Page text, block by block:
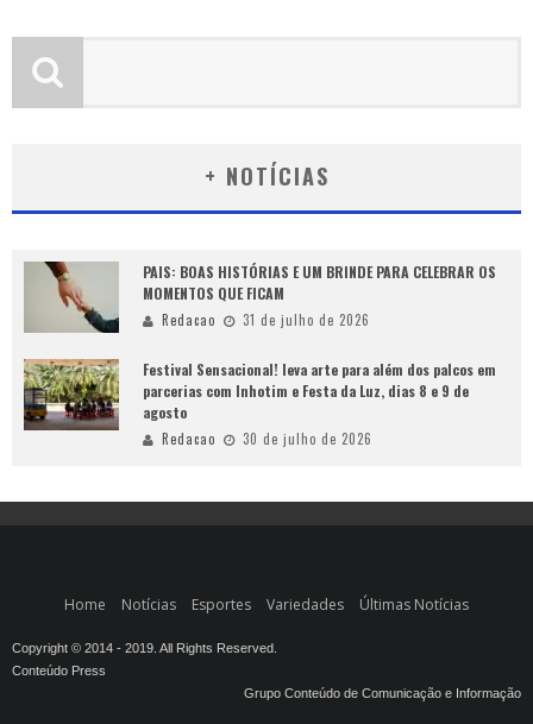
+ NOTÍCIAS
PAIS: BOAS HISTÓRIAS E UM BRINDE PARA CELEBRAR OS
MOMENTOS QUE FICAM
Redacao 31 de julho de 2026
Festival Sensacional! leva arte para além dos palcos em
parcerias com Inhotim e Festa da Luz, dias 8 e 9 de
agosto
Redacao 30 de julho de 2026
Home Notícias Esportes Variedades Últimas Notícias
Copyright © 2014 - 2019. All Rights Reserved.
Conteúdo Press
Grupo Conteúdo de Comunicação e Informação